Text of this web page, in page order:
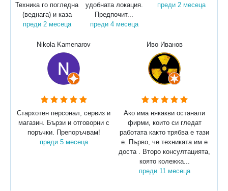
Техника го погледна
(веднага) и каза
преди 2 месеца
удобната локация.
Предпочит...
преди 4 месеца
преди 2 месеца
Nikola Kamenarov
Стархотен персонал, сервиз и
магазин. Бързи и отговорни с
поръчки. Препоръчвам!
преди 5 месеца
Иво Иванов
Ако има някакви останали
фирми, които си гледат
работата както трябва е тази
е. Първо, че техниката им е
доста . Второ консултацията,
която колежка...
преди 11 месеца